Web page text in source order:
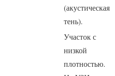
(акустическая
тень).
Участок с
низкой
плотностью.